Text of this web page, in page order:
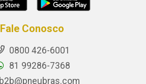
Fale Conosco
0800 426-6001
81 99286-7368
b2b@pneubras.com